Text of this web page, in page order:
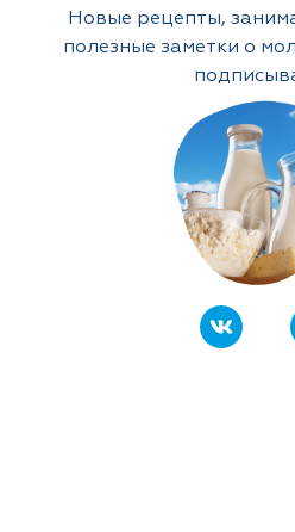
Новые рецепты,
полезные заметки о